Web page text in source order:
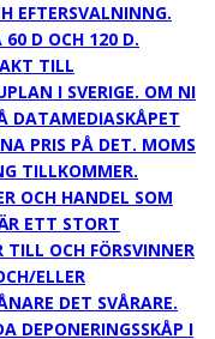
EFTERSVALNINNG.
60 D OCH 120 D.
TILL
I SVERIGE. OM NI
DATAMEDIASKÅPET
PRIS PÅ DET. MOMS
TILLKOMMER.
OCH HANDEL SOM
ETT STORT
OCH FÖRSVINNER
ELLER
DET SVÅRARE.
DEPONERINGSSKÅP I